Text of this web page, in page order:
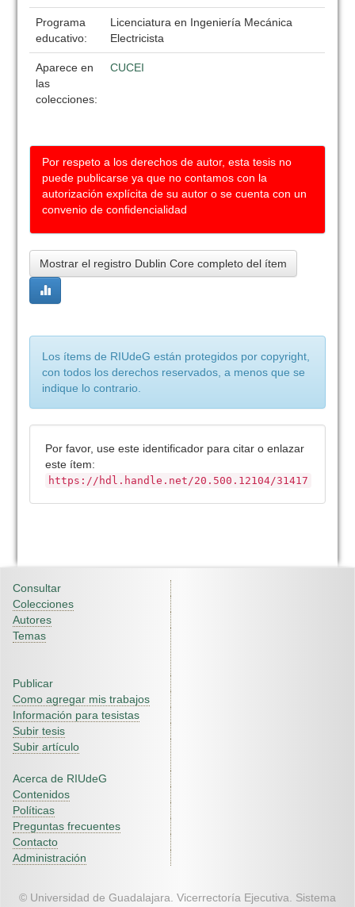
Programa
educativo:
Licenciatura en Ingeniería Mecánica
Electricista
Aparece en
las
colecciones:
CUCEI
Por respeto a los derechos de autor, esta tesis no
puede publicarse ya que no contamos con la
autorización explícita de su autor o se cuenta con un
convenio de confidencialidad
Mostrar el registro Dublin Core completo del ítem
Los ítems de RIUdeG están protegidos por copyright,
con todos los derechos reservados, a menos que se
indique lo contrario.
Por favor, use este identificador para citar o enlazar
este ítem:
https://hdl.handle.net/20.500.12104/31417
Consultar
Colecciones
Autores
Temas
Publicar
Como agregar mis trabajos
Información para tesistas
Subir tesis
Subir artículo
Acerca de RIUdeG
Contenidos
Políticas
Preguntas frecuentes
Contacto
Administración
© Universidad de Guadalajara. Vicerrectoría Ejecutiva. Sistema